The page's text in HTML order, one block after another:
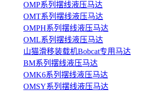
OMP系列摆线液压马达
OMT系列摆线液压马达
OMPH系列摆线液压马达
OML系列摆线液压马达
山猫滑移装载机Bobcat专用马达
BM系列摆线液压马达
OMK6系列摆线液压马达
OMSY系列摆线液压马达